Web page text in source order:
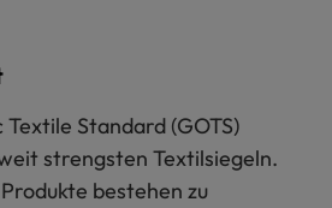
Standard (GOTS)
strengsten Textilsiegeln.
bestehen zu